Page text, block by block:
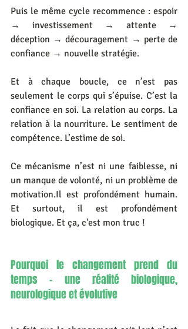
Puis le même cycle recommence : espoir
→ investissement → attente →
déception → découragement → perte de
confiance → nouvelle stratégie.
Et à chaque boucle, ce n’est pas
seulement le corps qui s’épuise. C’est la
confiance en soi. La relation au corps. La
relation à la nourriture. Le sentiment de
compétence. L’estime de soi.
Ce mécanisme n’est ni une faiblesse, ni
un manque de volonté, ni un problème de
motivation.Il est profondément humain.
Et surtout, il est profondément
biologique. Et ça, c'est mon truc !
Pourquoi le changement prend du
temps – une réalité biologique,
neurologique et évolutive